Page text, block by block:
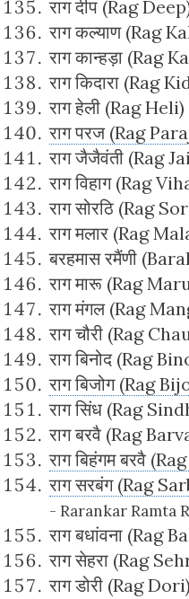
राग दीप (Rag
राग कल्याण (Rag
राग कान्हड़ा (Rag
राग किदारा (Rag
राग हेली (Rag Heli)
राग परज (Rag
राग जैजैवंती (Rag
राग विहाग (Rag
राग सोरठि (Rag
राग मलार (Rag
बरहमास रमैंणी
राग मारू (Rag
राग मंगल (Rag
राग चौरी (Rag
राग बिनोद (Rag
राग बिजोग (Rag
राग सिंध (Rag
राग बरवै (Rag
राग बिहंगम बरवै
राग सरबंग (Rag
- Rarankar Ramta
राग बधांवना (Rag
राग सेहरा (Rag
राग डोरी (Rag